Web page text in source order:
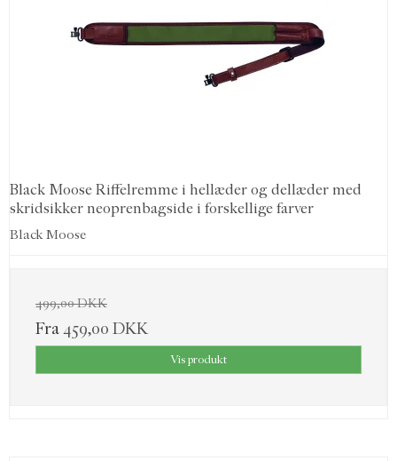
Black Moose Riffelremme i hellæder og dellæder med
skridsikker neoprenbagside i forskellige farver
Black Moose
499,00 DKK
Fra459,00 DKK
Vis produkt